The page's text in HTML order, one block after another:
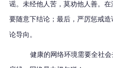
谣。未经他人苦，莫劝他人善。
要随意下结论 ；最后， 严厉惩戒
论导向。
健康的网络环境需要全社